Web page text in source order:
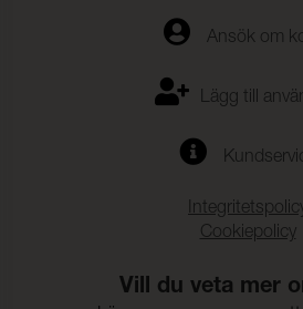
Ansök om
Lägg till
Cookiepolicy
Vill du veta mer